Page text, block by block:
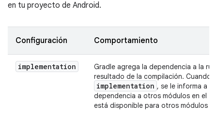
en tu proyecto de Android.
Configuración Comportamiento
implementation
Gradle agrega la dependencia a la
resultado de la compilación. Cuando
implementation , se le informa a
dependencia a otros módulos en el
está disponible para otros módulos